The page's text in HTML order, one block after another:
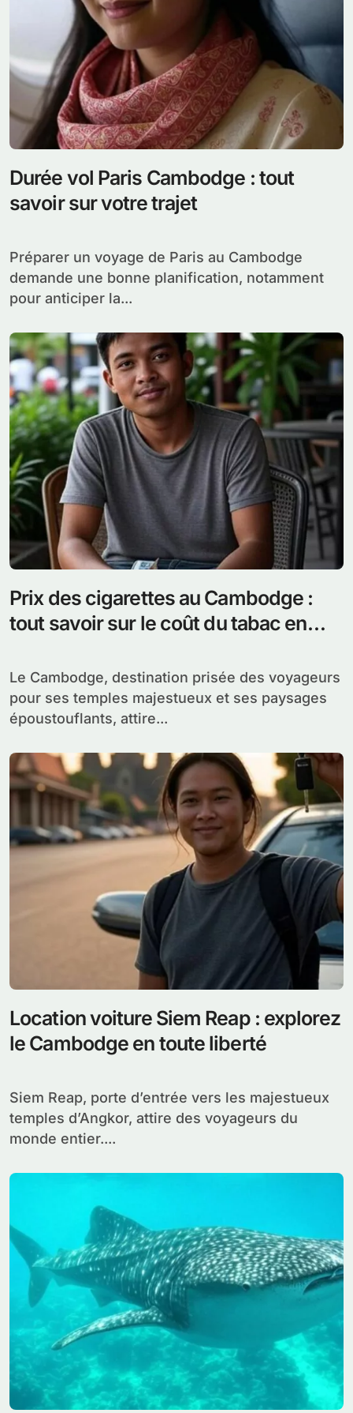
Durée vol Paris Cambodge : tout
savoir sur votre trajet
Préparer un voyage de Paris au Cambodge
demande une bonne planification, notamment
pour anticiper la...
Prix des cigarettes au Cambodge :
tout savoir sur le coût du tabac en
Le Cambodge, destination prisée des voyageurs
pour ses temples majestueux et ses paysages
époustouflants, attire...
Location voiture Siem Reap : explorez
le Cambodge en toute liberté
Siem Reap, porte d’entrée vers les majestueux
temples d’Angkor, attire des voyageurs du
monde entier....